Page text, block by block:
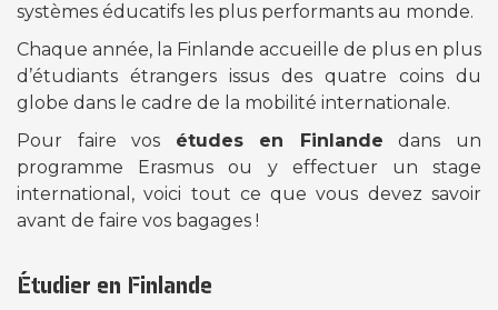
systèmes éducatifs les plus performants au monde.
Chaque année, la Finlande accueille de plus en plus
d’étudiants étrangers issus des quatre coins du
globe dans le cadre de la mobilité internationale.
Pour faire vos études en Finlande dans un
programme Erasmus ou y effectuer un stage
international, voici tout ce que vous devez savoir
avant de faire vos bagages !
Étudier en Finlande